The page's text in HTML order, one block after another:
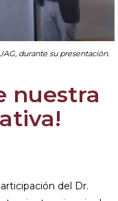
durante su presentación.
nuestra
del Dr.